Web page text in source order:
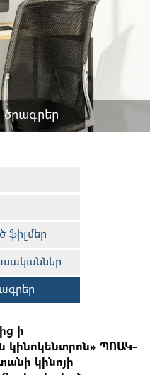
ֆիլմեր
ի
կինոկենտրոն» ՊՈԱԿ-
կինոյի